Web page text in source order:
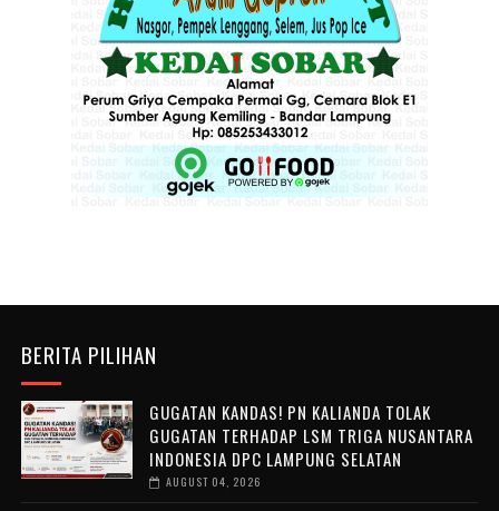
BERITA PILIHAN
GUGATAN KANDAS! PN KALIANDA TOLAK
GUGATAN TERHADAP LSM TRIGA NUSANTARA
INDONESIA DPC LAMPUNG SELATAN
AUGUST 04, 2026